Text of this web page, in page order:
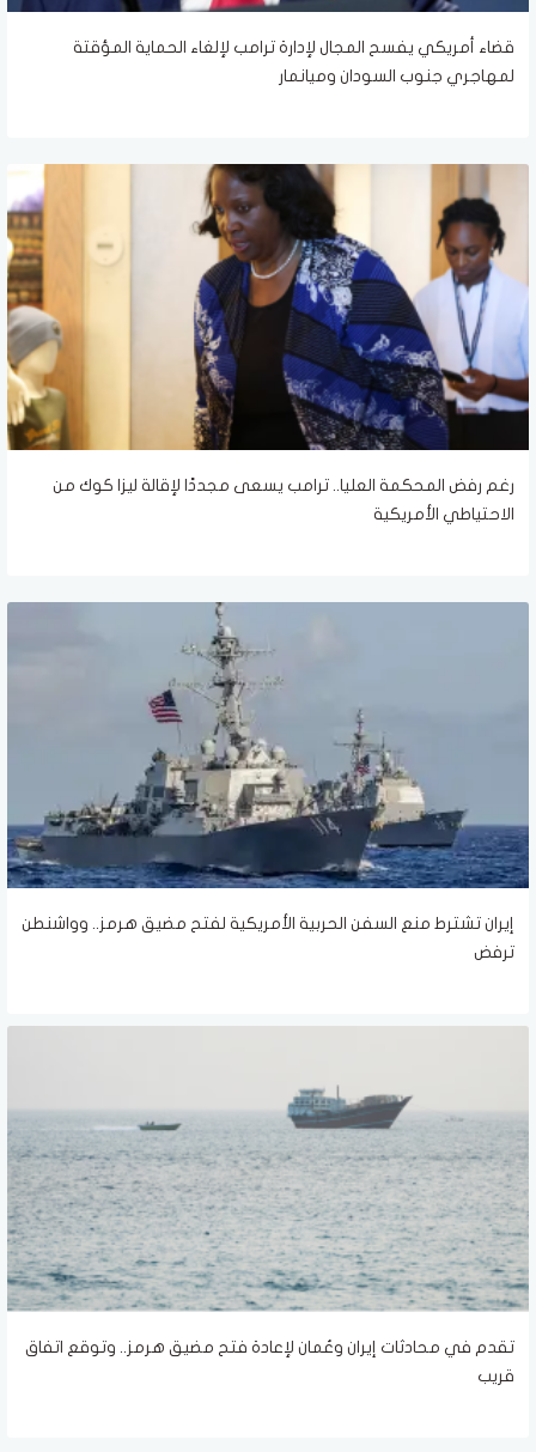
قضاء أمريكي يفسح المجال لإدارة ترامب لإلغاء الحماية المؤقتة
لمهاجري جنوب السودان وميانمار
رغم رفض المحكمة العليا.. ترامب يسعى مجددًا لإقالة ليزا كوك من
الاحتياطي الأمريكية
إيران تشترط منع السفن الحربية الأمريكية لفتح مضيق هرمز.. وواشنطن
ترفض
تقدم في محادثات إيران وعُمان لإعادة فتح مضيق هرمز.. وتوقع اتفاق
قريب